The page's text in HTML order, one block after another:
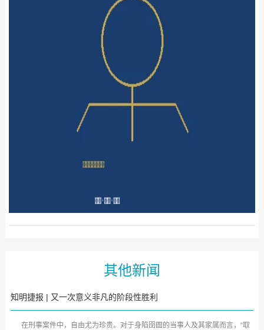
其他新闻
知明捷报 | 又一次意义非凡的阶段性胜利
在刑事案件中，自由尤为珍贵。对于身陷囹圄的当事人及其家属而言，“取